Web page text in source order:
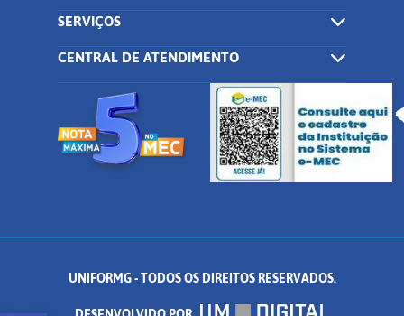
SERVIÇOS
CENTRAL DE ATENDIMENTO
UNIFORMG - TODOS OS DIREITOS RESERVADOS.